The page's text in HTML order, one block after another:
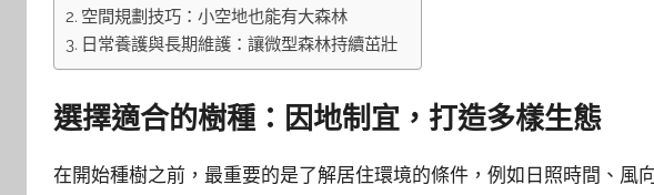
空間規劃技巧：小空地也能有大森林
日常養護與長期維護：讓微型森林持續茁壯
選擇適合的樹種：因地制宜，打造多樣生態
在開始種樹之前，最重要的是了解居住環境的條件，例如日照時間、風